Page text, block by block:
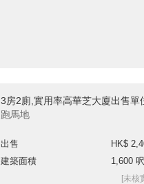
3房2廁,實用率高華芝大廈出售單
跑馬地
出售
HK$
建築面積
1,600 呎
[未核